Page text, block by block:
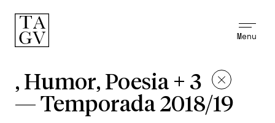
Menu
, Humor, Poesia + 3
— Temporada 2018/19